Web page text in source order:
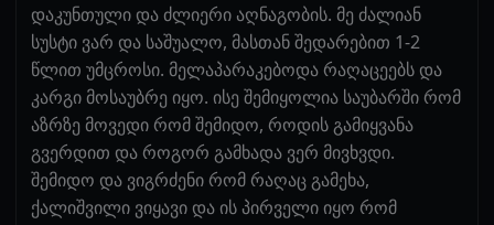
დაკუნთული და ძლიერი აღნაგობის. მე ძალიან
სუსტი ვარ და საშუალო, მასთან შედარებით 1-2
წლით უმცროსი. მელაპარაკებოდა რაღაცეებს და
კარგი მოსაუბრე იყო. ისე შემიყოლია საუბარში რომ
აზრზე მოვედი რომ შემიდო, როდის გამიყვანა
გვერდით და როგორ გამხადა ვერ მივხვდი.
შემიდო და ვიგრძენი რომ რაღაც გამეხა,
ქალიშვილი ვიყავი და ის პირველი იყო რომ